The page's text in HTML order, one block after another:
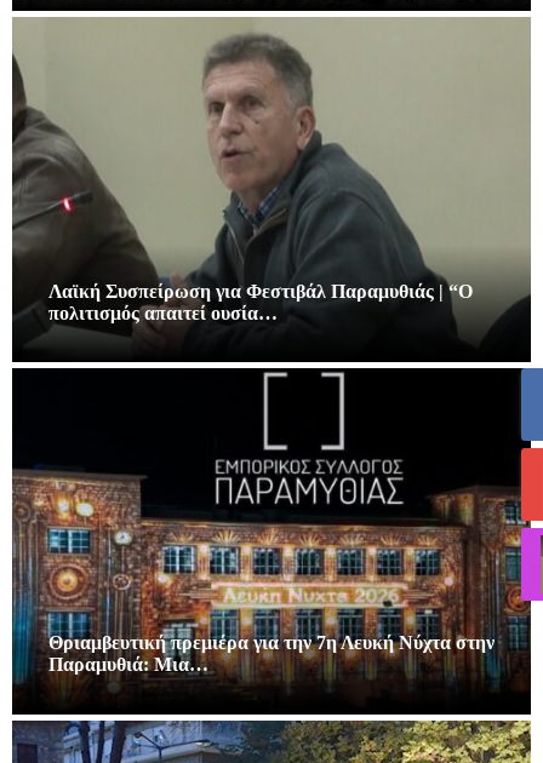
Λαϊκή Συσπείρωση για Φεστιβάλ Παραμυθιάς | “Ο
πολιτισμός απαιτεί ουσία…
Θριαμβευτική πρεμιέρα για την 7η Λευκή Νύχτα στην
Παραμυθιά: Μια…